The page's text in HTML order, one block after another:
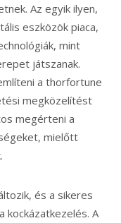
Az egyik ilyen,
eszközök piaca,
mint
játszanak.
a thorfortune
megközelítést
megérteni a
mielőtt
és a sikeres
kockázatkezelés. A